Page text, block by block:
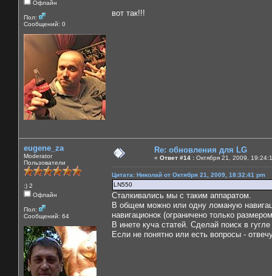
Офлайн
Пол:
Сообщений: 0
вот так!!!
eugene_za
Moderator
Пользователи
:) 2
Офлайн
Пол:
Сообщений: 64
Re: обновления для LG
« Ответ #14 : Октября 21, 2009,
Цитата: Николай от Октября 21, 2009, 18:32:41 pm
LN550
Сталкивались мы с таким аппаратом.
В общем можно или одну ломаную
навигационок (ограничено только
В инете куча статей. Сделай поиск в
Если не понятно или есть вопросы -